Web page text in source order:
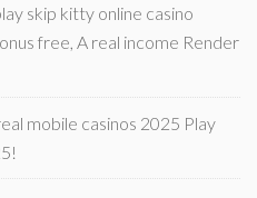
skip kitty online casino
free, A real income Render
mobile casinos 2025 Play